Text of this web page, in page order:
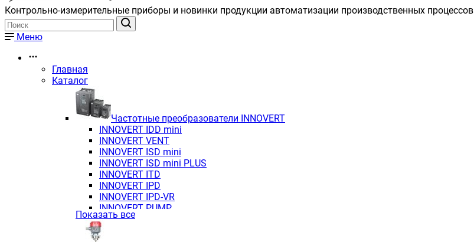
Контрольно-измерительные приборы и новинки продукции автоматизации производственных процессов
Меню
Главная
Каталог
Частотные преобразователи INNOVERT
INNOVERT IDD mini
INNOVERT VENT
INNOVERT ISD mini
INNOVERT ISD mini PLUS
INNOVERT ITD
INNOVERT IРD
INNOVERT IРD-VR
INNOVERT PUMP
Показать все